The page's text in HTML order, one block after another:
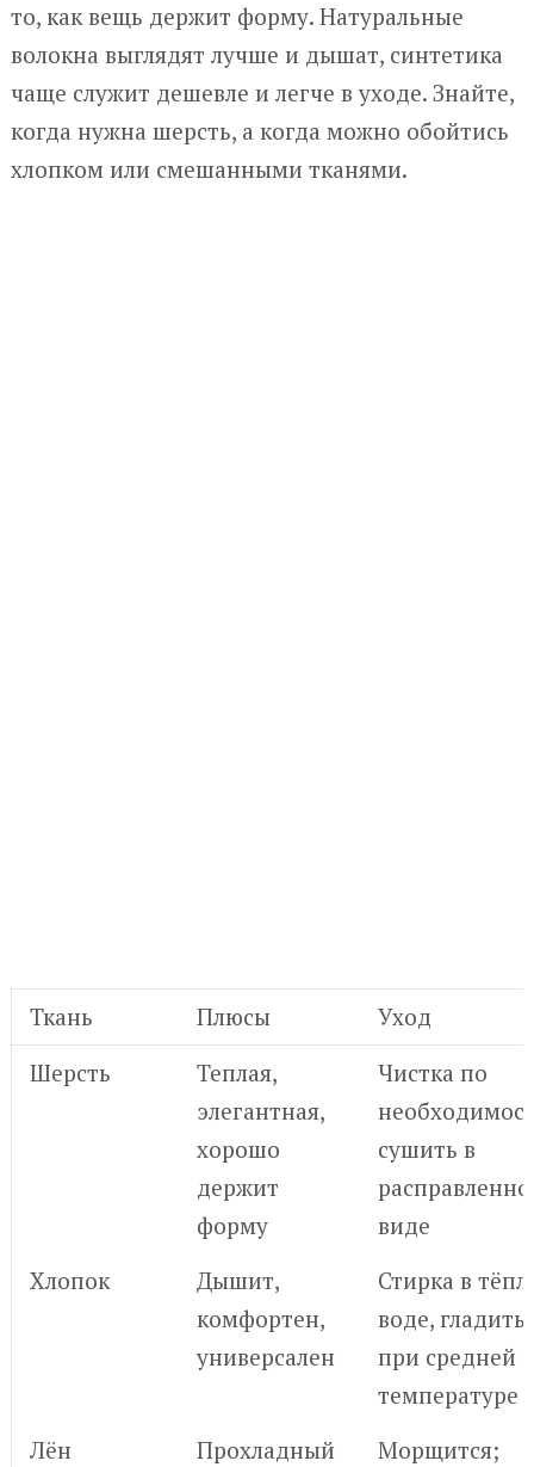
то, как вещь держит форму. Натуральные
волокна выглядят лучше и дышат, синтетика
чаще служит дешевле и легче в уходе. Знайте,
когда нужна шерсть, а когда можно обойтись
хлопком или смешанными тканями.
Ткань Плюсы
Уход
Шерсть
Теплая,
элегантная,
хорошо
держит
форму
Чистка по
сушить в
виде
Хлопок
Дышит,
комфортен,
универсален
Стирка в
воде, гладить
при средней
температуре
Лён
Прохладный
Морщится;